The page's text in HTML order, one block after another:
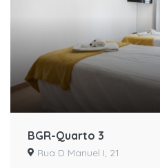
BGR-Quarto 3
Rua D Manuel I, 21